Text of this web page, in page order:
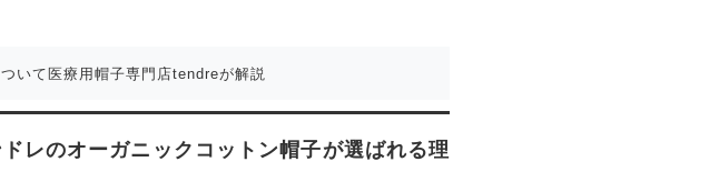
いて医療用帽子専門店tendreが解説
レのオーガニックコットン帽子が選ばれる理